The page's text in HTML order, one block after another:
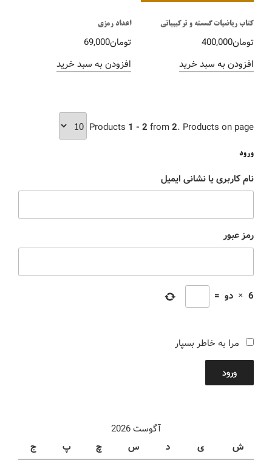
کتاب ریاضیات گسسته و ترکیبیاتی
تومان400,000
افزودن به سبد خرید
اعداد رمزی
تومان69,000
افزودن به سبد خرید
Products 1 - 2 from2. Products on page
ورود
نام کاربری یا نشانی ایمیل
رمز عبور
6
× دو =
مرا به خاطر بسپار
ورود
آگوست 2026
ش
ی د س چ پ
ج